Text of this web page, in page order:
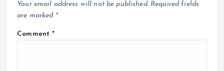
Your email address will not be published. Required fields
are marked *
Comment*